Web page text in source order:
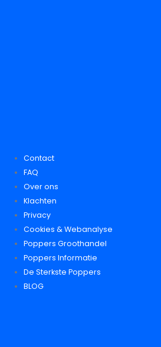
Contact
FAQ
Over ons
Klachten
Privacy
Cookies & Webanalyse
Poppers Groothandel
Poppers Informatie
De Sterkste Poppers
BLOG